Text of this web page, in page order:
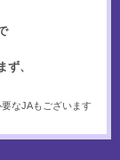
、
なJAもございます